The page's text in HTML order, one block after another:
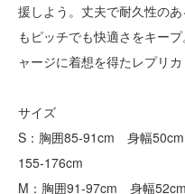
援しよう。丈夫で耐久性の
もピッチでも快適さをキー
ャージに着想を得たレプリカ
サイズ
S：胸囲85-91cm 身幅
155-176cm
M：胸囲91-97cm 身幅